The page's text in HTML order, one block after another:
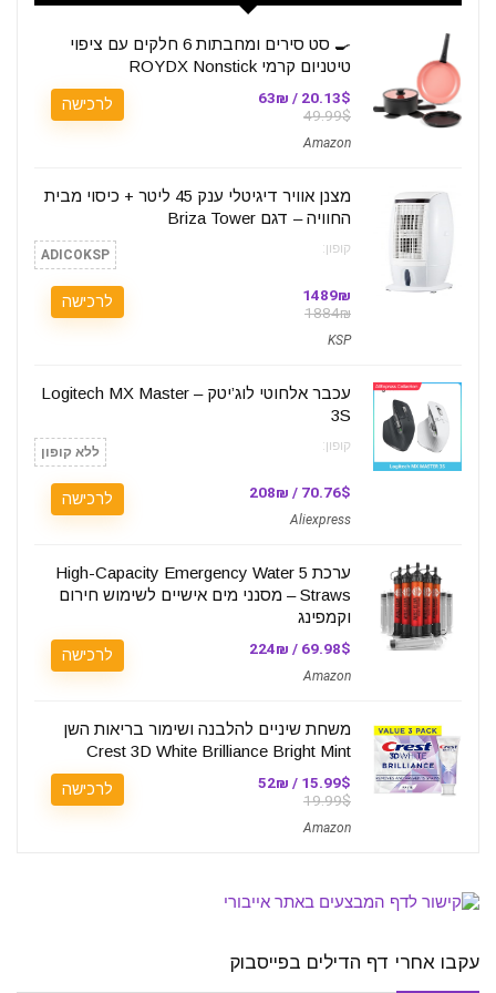
🍳 סט סירים ומחבתות 6 חלקים עם ציפוי
טיטניום קרמי ROYDX Nonstick
20.13$ / 63₪
49.99$
Amazon
לרכישה
מצנן אוויר דיגיטלי ענק 45 ליטר + כיסוי מבית
החוויה – דגם Briza Tower
קופון: ADICOKSP
1489₪
1884₪
KSP
לרכישה
עכבר אלחוטי לוג’יטק – Logitech MX Master
3S
קופון: ללא קופון
70.76$ / 208₪
Aliexpress
לרכישה
ערכת 5 High-Capacity Emergency Water
Straws – מסנני מים אישיים לשימוש חירום
וקמפינג
69.98$ / 224₪
Amazon
לרכישה
משחת שיניים להלבנה ושימור בריאות השן
Crest 3D White Brilliance Bright Mint
15.99$ / 52₪
19.99$
Amazon
לרכישה
עקבו אחרי דף הדילים בפייסבוק